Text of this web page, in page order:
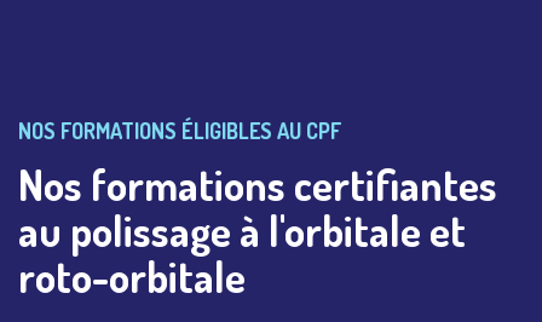
NOS FORMATIONS ÉLIGIBLES AU CPF
Nos formations certifiantes
au polissage à l'orbitale et
roto-orbitale